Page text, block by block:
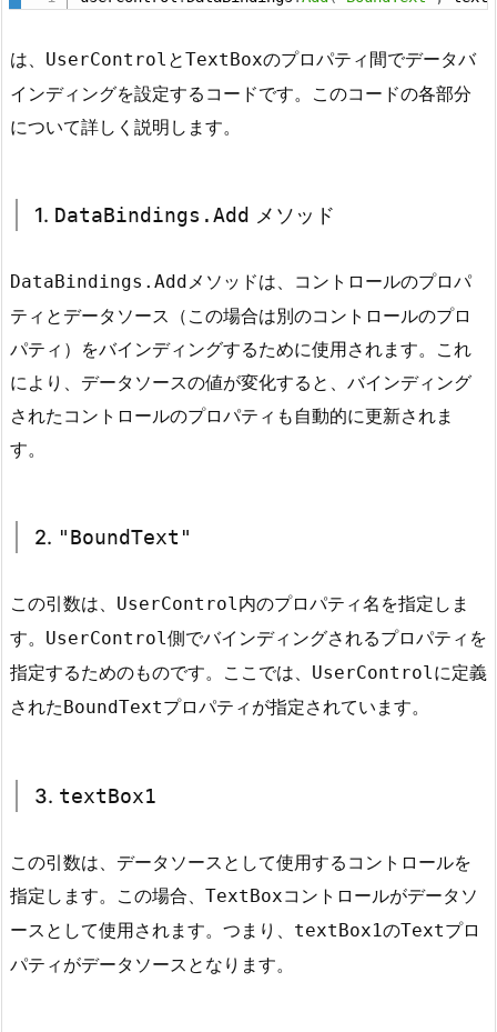
T
x
t"
7.
e
t
x
1
7.
x
7.
5.
u
6.
a
t
a
は、 UserControl とTextBoxのプロパティ間でデータバ
インディングを設定するコードです。このコードの各部分
について詳しく説明します。
1. DataBindings.Add メソッド
DataBindings.Add メソッドは、コントロールのプロパ
ティとデータソース（この場合は別のコントロールのプロ
パティ）をバインディングするために使用されます。これ
により、データソースの値が変化すると、バインディング
されたコントロールのプロパティも自動的に更新されま
す。
2. "BoundText"
この引数は、 UserControl内のプロパティ名を指定しま
す。 UserControl側でバインディングされるプロパティを
指定するためのものです。ここでは、 UserControlに定義
された BoundTextプロパティが指定されています。
3. textBox1
この引数は、データソースとして使用するコントロールを
指定します。この場合、 TextBoxコントロールがデータソ
ースとして使用されます。つまり、 textBox1のTextプロ
パティがデータソースとなります。